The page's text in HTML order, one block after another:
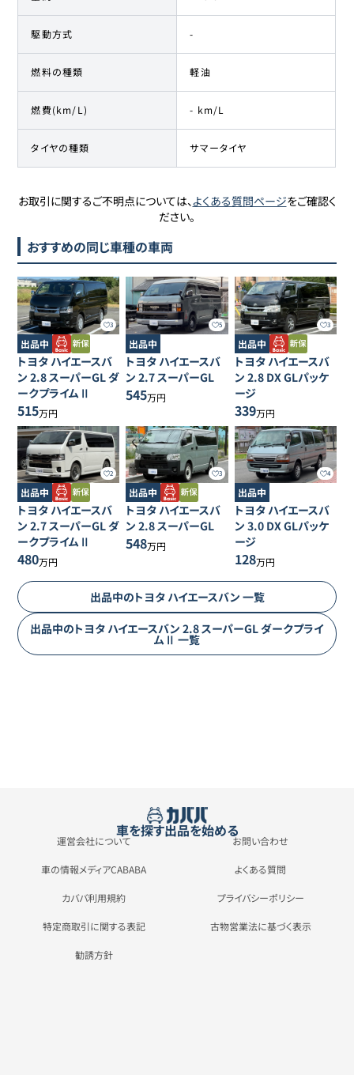
駆動方式 -
燃料の種類 軽油
燃費(km/L) - km/L
タイヤの種類 サマータイヤ
お取引に関するご不明点については、よくある質問ページをご確認く
ださい。
おすすめの同じ車種の車両
3
出品中
トヨタ ハイエースバ
ン 2.8 スーパーGL ダ
ークプライムⅡ
515万円
5
出品中
トヨタ ハイエースバ
ン 2.7 スーパーGL
545万円
3
出品中
トヨタ ハイエースバ
ン 2.8 DX GLパッケ
ージ
339万円
2
出品中
トヨタ ハイエースバ
ン 2.7 スーパーGL ダ
ークプライムⅡ
480万円
3
出品中
トヨタ ハイエースバ
ン 2.8 スーパーGL
548万円
4
出品中
トヨタ ハイエースバ
ン 3.0 DX GLパッケ
ージ
128万円
出品中のトヨタ ハイエースバン 一覧
出品中のトヨタ ハイエースバン 2.8 スーパーGL ダークプライ
ムⅡ 一覧
車を探す出品を始める
運営会社について お問い合わせ
車の情報メディアCABABA よくある質問
カババ利用規約 プライバシーポリシー
特定商取引に関する表記 古物営業法に基づく表示
勧誘方針